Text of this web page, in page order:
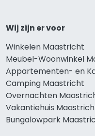
Wij zijn er voor
Winkelen Maastricht
Meubel-Woonwinkel
Appartementen- en
Camping Maastricht
Overnachten
Vakantiehuis
Bungalowpark